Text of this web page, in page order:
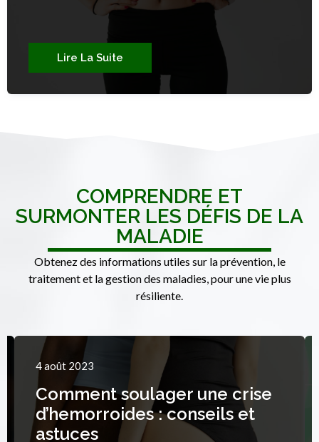
Lire La Suite
COMPRENDRE ET
SURMONTER LES DÉFIS DE LA
MALADIE
Obtenez des informations utiles sur la prévention, le
traitement et la gestion des maladies, pour une vie plus
résiliente.
4 août 2023
Comment soulager une crise
d’hemorroides : conseils et
astuces